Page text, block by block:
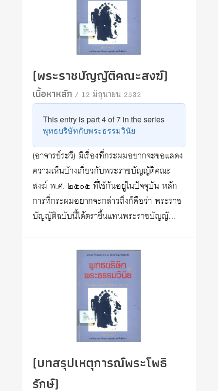
(พระราชบัญญัติคณะสงฆ์)
เนื้อหาหลัก/ 12 มิถุนายน 2532
This entry is part 4 of 7 in the series
พุทธบริษัทกับพระธรรมวินัย
(อาจารย์ระวี) มีเรื่องที่กระผมอยากจะขอแสดง
ความเห็นบ้างเกี่ยวกับพระราชบัญญัติคณะ
สงฆ์ พ.ศ. ๒๕๐๕ ที่ใช้กันอยู่ในปัจจุบัน หลัก
การที่กระผมอยากจะกล่าวถึงก็คือว่า พระราช
บัญญัติฉบับนี้ได้ตราขึ้นแทนพระราชบัญญั…
(บทสรุปเหตุการณ์พระโพธิ
รักษ์)